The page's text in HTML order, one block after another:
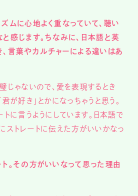
ムに心地よく重なっていて、聴い
感じます。ちなみに、日本語と英
言葉やカルチャーによる違いはあ
じゃないので、愛を表現するとき
が好き」とかになっちゃうと思う。
トに言うようにしています。日本語で
ストレートに伝えた方がいいかなっ
。その方がいいなって思った理由